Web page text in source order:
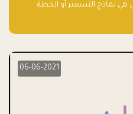
نماذج التسعير أو الخطة
06-06-2021